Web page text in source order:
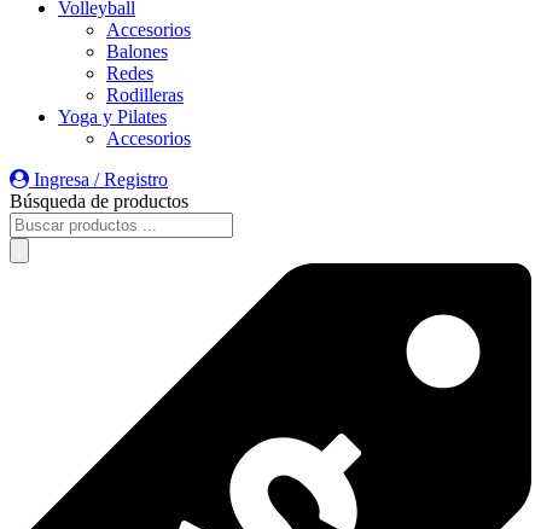
Volleyball
Accesorios
Balones
Redes
Rodilleras
Yoga y Pilates
Accesorios
Ingresa / Registro
Búsqueda de productos